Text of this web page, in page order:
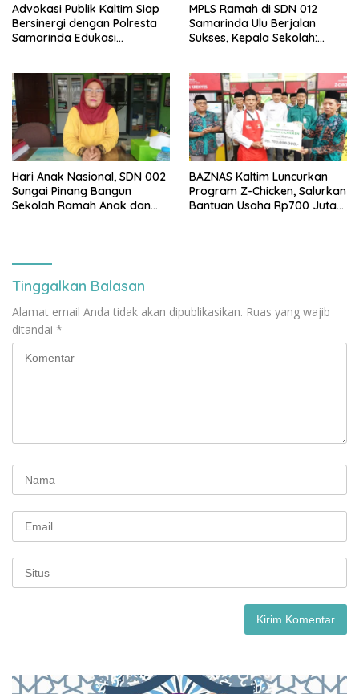
Advokasi Publik Kaltim Siap
Bersinergi dengan Polresta
Samarinda Edukasi
MPLS Ramah di SDN 012
Samarinda Ulu Berjalan
Sukses, Kepala Sekolah:
Hari Anak Nasional, SDN 002
Sungai Pinang Bangun
Sekolah Ramah Anak dan
BAZNAS Kaltim Luncurkan
Program Z-Chicken, Salurkan
Bantuan Usaha Rp700 Juta
Tinggalkan Balasan
Alamat email Anda tidak akan dipublikasikan. Ruas yang wajib
ditandai *